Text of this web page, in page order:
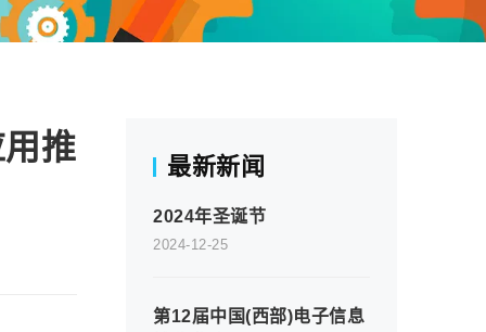
推
最新新闻
2024年圣诞节
2024-12-25
第12届中国(西部)电子信息